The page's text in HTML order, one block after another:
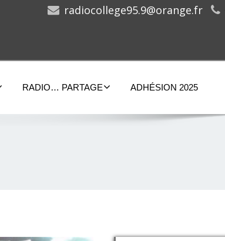
radiocollege95.9@orange.fr
RADIO… PARTAGE ADHÉSION 2025